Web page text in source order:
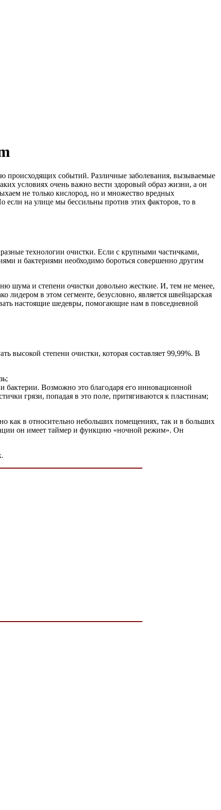
происходящих событий. Различные заболевания, вызываемые
условиях очень важно вести здоровый образ жизни, а он
не только кислород, но и множество вредных
на улице мы бессильны против этих факторов, то в
технологии очистки. Если с крупными частичками,
и бактериями необходимо бороться совершенно другим
шума и степени очистки довольно жесткие. И, тем не менее,
в этом сегменте, безусловно, является швейцарская
настоящие шедевры, помогающие нам в повседневной
высокой степени очистки, которая составляет 99,99%. В
Возможно это благодаря его инновационной
грязи, попадая в это поле, притягиваются к пластинам;
как в относительно небольших помещениях, так и в больших
он имеет таймер и функцию «ночной режим». Он